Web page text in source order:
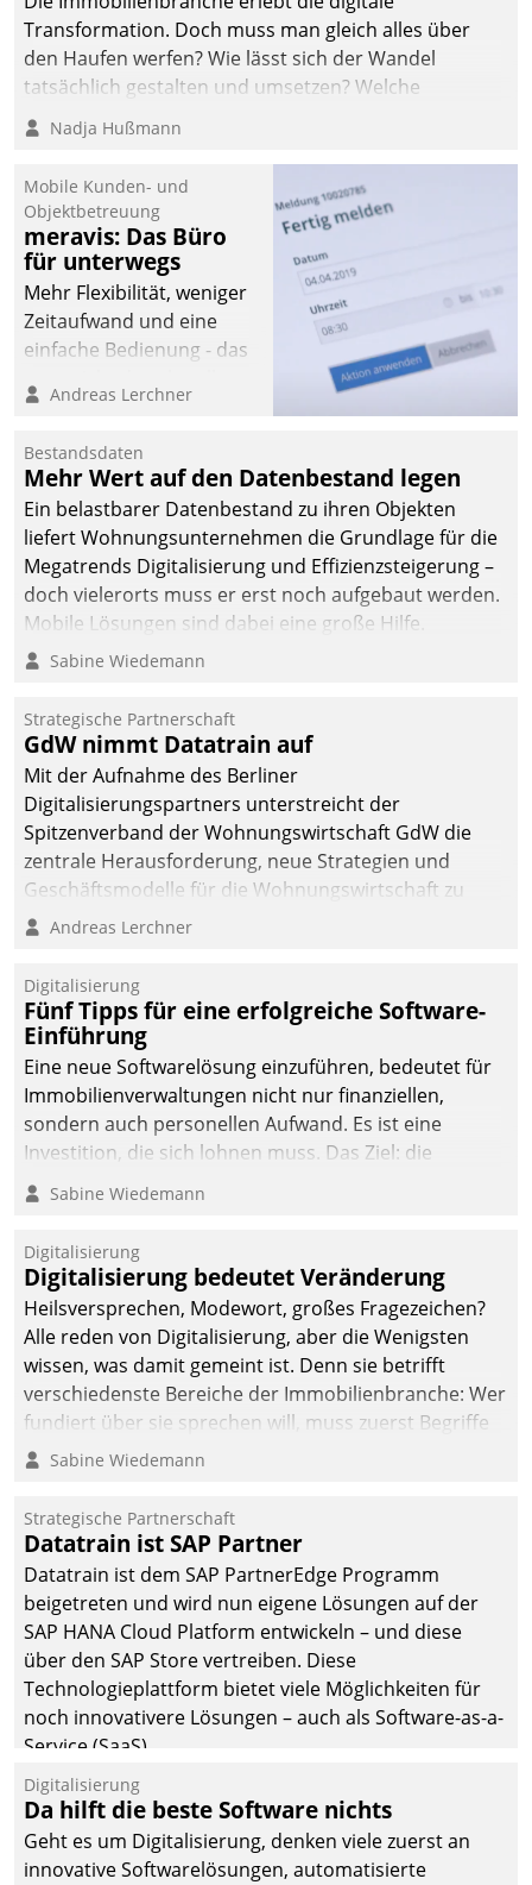
automatisiert, vollständig
und auf Wunsch über
mehrere zuvor
Kommunikationswege bei
Transformation. Doch muss man gleich alles über
den Haufen werfen? Wie lässt sich der Wandel
tatsächlich gestalten und umsetzen? Welche
Argumente zählen wirklich?
Nadja Hußmann
Mobile Kunden- und
Objektbetreuung
meravis: Das Büro
für unterwegs
Mehr Flexibilität, weniger
Zeitaufwand und eine
einfache Bedienung - das
Cockpit für mobile
Datatrain. Die meravis
Wohnungsbau- und
Immobilien GmbH hat
sich dabei für den Betrieb
der Lösung über die SAP
Cloud Platform
entschieden - als erstes
Unternehmen am
Andreas Lerchner
Bestandsdaten
Mehr Wert auf den Datenbestand legen
Ein belastbarer Datenbestand zu ihren Objekten
liefert Wohnungsunternehmen die Grundlage für die
Megatrends Digitalisierung und Effizienzsteigerung –
doch vielerorts muss er erst noch aufgebaut werden.
Mobile Lösungen sind dabei eine große Hilfe.
Sabine Wiedemann
Strategische Partnerschaft
GdW nimmt Datatrain auf
Mit der Aufnahme des Berliner
Digitalisierungspartners unterstreicht der
Spitzenverband der Wohnungswirtschaft GdW die
zentrale Herausforderung, neue Strategien und
Geschäftsmodelle für die Wohnungswirtschaft zu
entwickeln.
Andreas Lerchner
Digitalisierung
Fünf Tipps für eine erfolgreiche Software-
Einführung
Eine neue Softwarelösung einzuführen, bedeutet für
Immobilienverwaltungen nicht nur finanziellen,
sondern auch personellen Aufwand. Es ist eine
Investition, die sich lohnen muss. Das Ziel: die
nachhaltige Optimierung der Geschäftsabläufe. Damit
dieses Ziel erreicht wird, sollten einige Grundregeln
Sabine Wiedemann
Digitalisierung
Digitalisierung bedeutet Veränderung
Heilsversprechen, Modewort, großes Fragezeichen?
Alle reden von Digitalisierung, aber die Wenigsten
wissen, was damit gemeint ist. Denn sie betrifft
verschiedenste Bereiche der Immobilienbranche: Wer
fundiert über sie sprechen will, muss zuerst Begriffe
klären. Ein Aspekt ist die betriebliche Optimierung:
Einsparungen durch optimierte und automatisierte
Prozesse. Doch man darf nicht zu viel erwarten: Allein
mit der Einführung einer neuen Software ist es nicht
getan. Die Digitalisierung erfordert von Unternehmen
die Bereitschaft, sich zu überprüfen, zu hinterfragen
und zu verändern.
Sabine Wiedemann
Strategische Partnerschaft
Datatrain ist SAP Partner
Datatrain ist dem SAP PartnerEdge Programm
beigetreten und wird nun eigene Lösungen auf der
SAP HANA Cloud Platform entwickeln – und diese
über den SAP Store vertreiben. Diese
Technologieplattform bietet viele Möglichkeiten für
noch innovativere Lösungen – auch als Software-as-a-
Service (SaaS).
Digitalisierung
Da hilft die beste Software nichts
Geht es um Digitalisierung, denken viele zuerst an
innovative Softwarelösungen, automatisierte